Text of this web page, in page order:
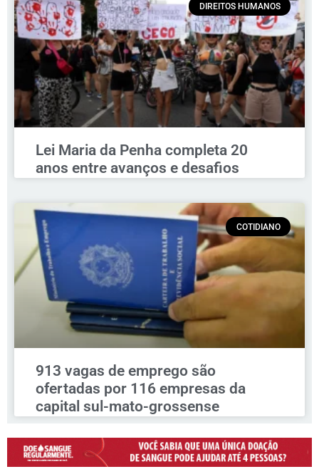
DIREITOS HUMANOS
Lei Maria da Penha completa 20
anos entre avanços e desafios
COTIDIANO
913 vagas de emprego são
ofertadas por 116 empresas da
capital sul-mato-grossense